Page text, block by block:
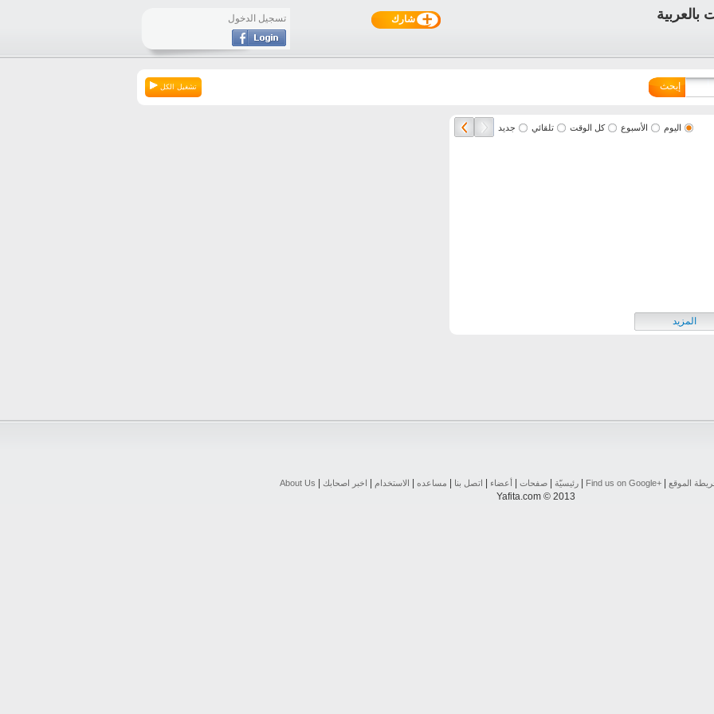
شارك تسجيل الدخول
تشغيل الكل إبحث
اليوم الأسبوع كل الوقت تلقائي جديد
المزيد
الموقع Find us on ‪Google+‬‏ رئيسيّة صفحات أعضاء اتصل بنا مساعده الاستخدام اخبر اصحابك About Us
Yafita.com © 2013